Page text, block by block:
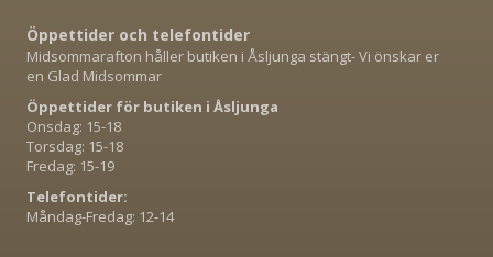
Öppettider och telefontider
Midsommarafton håller butiken i Åsljunga stängt- Vi önskar er
en Glad Midsommar
Öppettider för butiken i Åsljunga
Onsdag: 15-18
Torsdag: 15-18
Fredag: 15-19
Telefontider:
Måndag-Fredag: 12-14